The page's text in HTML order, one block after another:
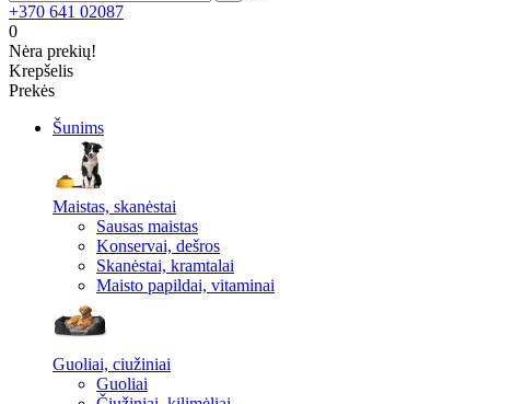
+370 641 02087
0
Nėra prekių!
Krepšelis
Prekės
Šunims
Maistas, skanėstai
Sausas maistas
Konservai, dešros
Skanėstai, kramtalai
Maisto papildai, vitaminai
Guoliai, ciužiniai
Guoliai